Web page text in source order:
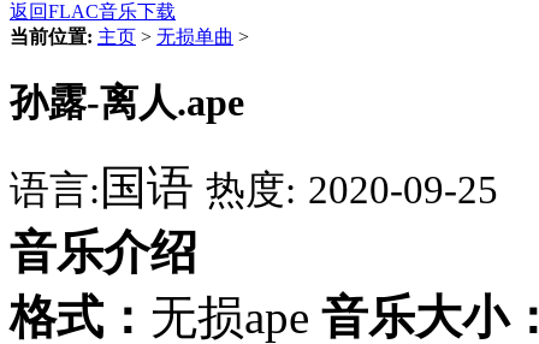
返回FLAC音乐下载
当前位置: 主页 > 无损单曲 >
孙露-离人.ape
语言:国语 热度: 2020-09-25
音乐介绍
格式： 无损ape 音乐大小